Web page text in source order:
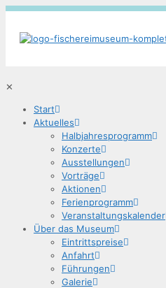
✕
Start
Aktu­el­les
Halb­jah­res­pro­gramm
Kon­zer­te
Aus­stel­lun­gen
Vor­trä­ge
Aktio­nen
Feri­en­pro­gramm
Ver­an­stal­tungs­ka­len­der
Über das Museum
Ein­tritts­prei­se
Anfahrt
Füh­run­gen
Gale­rie